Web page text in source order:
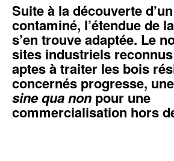
Suite à la découverte
contaminé, l’étendue de
s’en trouve adaptée. Le
sites industriels
aptes à traiter les bois
concernés progresse,
sine qua non pour une
commercialisation hors